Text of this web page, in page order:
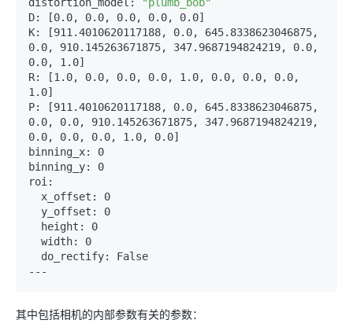
D: [0.0, 0.0, 0.0, 0.0, 0.0]
K: [911.4010620117188, 0.0, 645.8338623046875,
0.0, 910.145263671875, 347.9687194824219, 0.0,
0.0, 1.0]
R: [1.0, 0.0, 0.0, 0.0, 1.0, 0.0, 0.0, 0.0,
1.0]
P: [911.4010620117188, 0.0, 645.8338623046875,
0.0, 0.0, 910.145263671875, 347.9687194824219,
0.0, 0.0, 0.0, 1.0, 0.0]
binning_x: 0
binning_y: 0
roi:
其中包括相机的内部参数有关的参数：